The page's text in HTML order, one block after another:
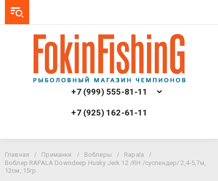
+7 (999) 555-81-11
+7 (925) 162-61-11
Главная / Приманки / Воблеры / Rapala
/
Воблер RAPALA Downdeep Husky Jerk 12 /RH /суспендер/ 2,4-5,7м,
12см, 15гр.